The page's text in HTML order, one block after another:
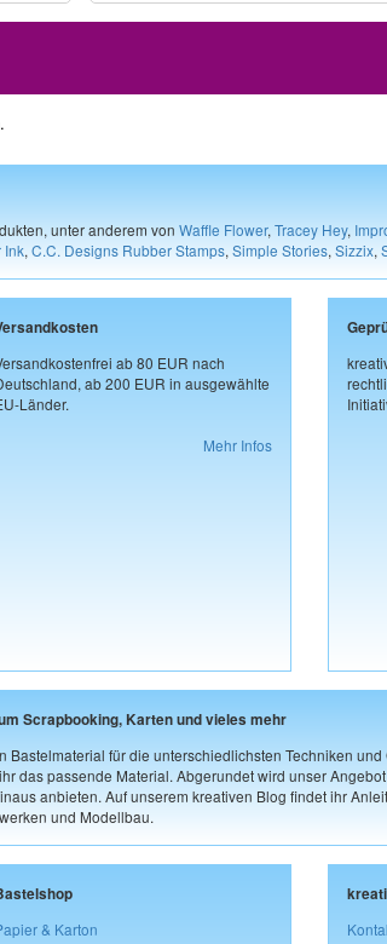
.
unter anderem von Waffle Flower, Tracey Hey,
Ink, C.C. Designs Rubber Stamps, Simple Stories, Sizzix,
ab 80 EUR nach
ab 200 EUR in ausgewählte
Länder.
Mehr Infos
Scrapbooking, Karten und vieles mehr
für die unterschiedlichsten Techniken
das passende Material. Abgerundet wird unser
anbieten. Auf unserem kreativen Blog findet ihr
und Modellbau.
& Karton